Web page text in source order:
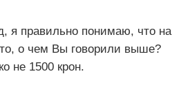
я правильно понимаю, что на
то, о чем Вы говорили выше?
не 1500 крон.